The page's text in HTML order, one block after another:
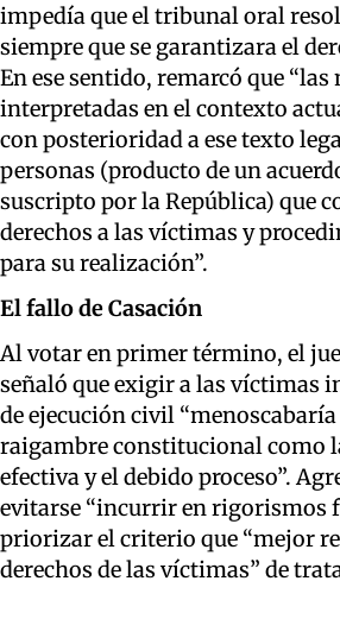
impedía que el tribunal oral
siempre que se garantizara el
En ese sentido, remarcó que
interpretadas en el contexto
con posterioridad a ese texto
personas (producto de un
suscripto por la República) que
derechos a las víctimas y
para su realización”.
El fallo de Casación
Al votar en primer término, el
señaló que exigir a las víctimas
de ejecución civil
raigambre constitucional como
efectiva y el debido proceso”.
evitarse “incurrir en rigorismos
priorizar el criterio que “mejor
derechos de las víctimas” de